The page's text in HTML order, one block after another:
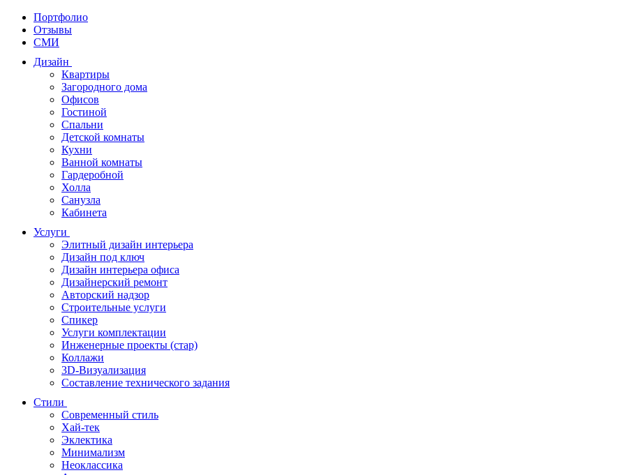
Портфолио
Отзывы
СМИ
Дизайн
Квартиры
Загородного дома
Офисов
Гостиной
Спальни
Детской комнаты
Кухни
Ванной комнаты
Гардеробной
Холла
Санузла
Кабинета
Услуги
Элитный дизайн интерьера
Дизайн под ключ
Дизайн интерьера офиса
Дизайнерский ремонт
Авторский надзор
Строительные услуги
Спикер
Услуги комплектации
Инженерные проекты (стар)
Коллажи
3D-Визуализация
Составление технического задания
Стили
Современный стиль
Хай-тек
Эклектика
Минимализм
Неоклассика